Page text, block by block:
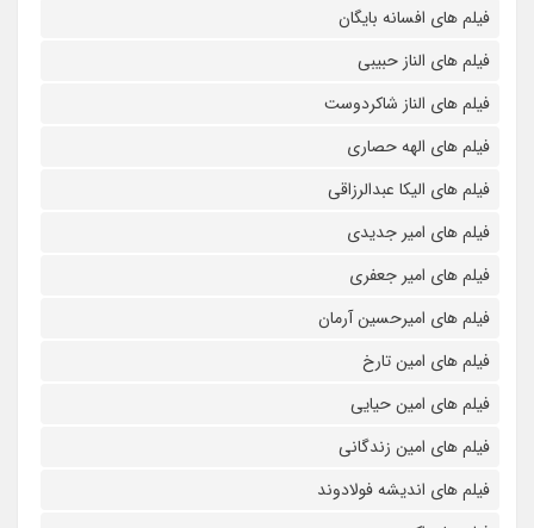
فیلم های افسانه بایگان
فیلم های الناز حبیبی
فیلم های الناز شاکردوست
فیلم های الهه حصاری
فیلم های الیکا عبدالرزاقی
فیلم های امیر جدیدی
فیلم های امیر جعفری
فیلم های امیرحسین آرمان
فیلم های امین تارخ
فیلم های امین حیایی
فیلم های امین زندگانی
فیلم های اندیشه فولادوند